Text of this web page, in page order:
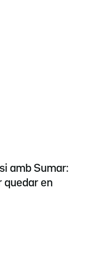
amb Sumar:
quedar en